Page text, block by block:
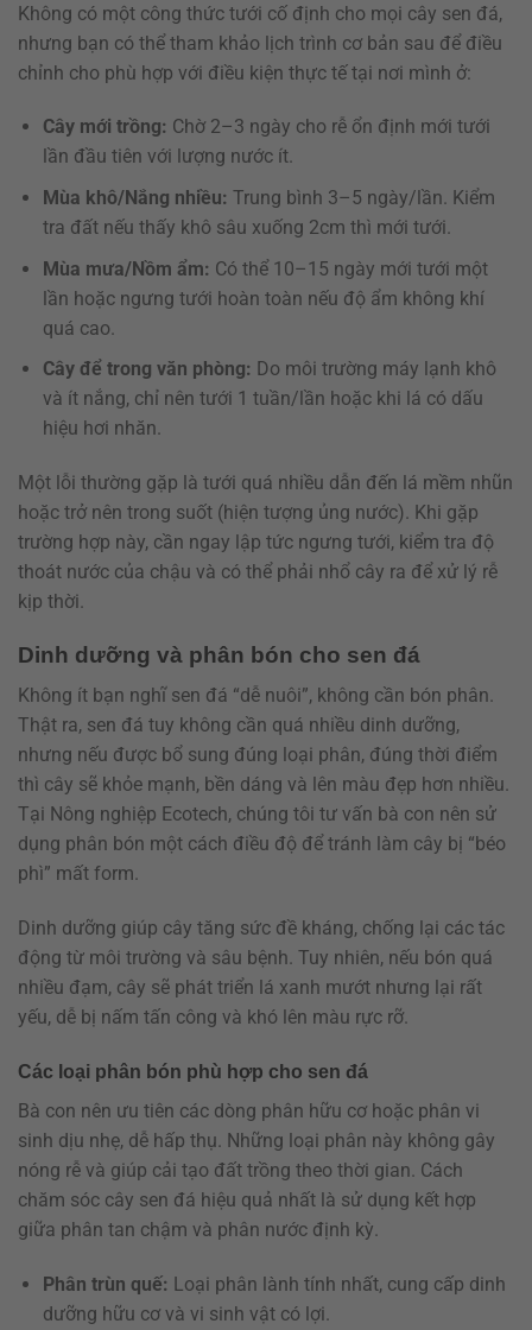
Không có một công thức tưới cố định cho mọi cây sen đá,
nhưng bạn có thể tham khảo lịch trình cơ bản sau để điều
chỉnh cho phù hợp với điều kiện thực tế tại nơi mình ở:
Cây mới trồng: Chờ 2–3 ngày cho rễ ổn định mới tưới
lần đầu tiên với lượng nước ít.
Mùa khô/Nắng nhiều: Trung bình 3–5 ngày/lần. Kiểm
tra đất nếu thấy khô sâu xuống 2cm thì mới tưới.
Mùa mưa/Nồm ẩm: Có thể 10–15 ngày mới tưới một
lần hoặc ngưng tưới hoàn toàn nếu độ ẩm không khí
quá cao.
Cây để trong văn phòng: Do môi trường máy lạnh khô
và ít nắng, chỉ nên tưới 1 tuần/lần hoặc khi lá có dấu
hiệu hơi nhăn.
Một lỗi thường gặp là tưới quá nhiều dẫn đến lá mềm nhũn
hoặc trở nên trong suốt (hiện tượng ủng nước). Khi gặp
trường hợp này, cần ngay lập tức ngưng tưới, kiểm tra độ
thoát nước của chậu và có thể phải nhổ cây ra để xử lý rễ
kịp thời.
Dinh dưỡng và phân bón cho sen đá
Không ít bạn nghĩ sen đá “dễ nuôi”, không cần bón phân.
Thật ra, sen đá tuy không cần quá nhiều dinh dưỡng,
nhưng nếu được bổ sung đúng loại phân, đúng thời điểm
thì cây sẽ khỏe mạnh, bền dáng và lên màu đẹp hơn nhiều.
Tại Nông nghiệp Ecotech, chúng tôi tư vấn bà con nên sử
dụng phân bón một cách điều độ để tránh làm cây bị “béo
phì” mất form.
Dinh dưỡng giúp cây tăng sức đề kháng, chống lại các tác
động từ môi trường và sâu bệnh. Tuy nhiên, nếu bón quá
nhiều đạm, cây sẽ phát triển lá xanh mướt nhưng lại rất
yếu, dễ bị nấm tấn công và khó lên màu rực rỡ.
Các loại phân bón phù hợp cho sen đá
Bà con nên ưu tiên các dòng phân hữu cơ hoặc phân vi
sinh dịu nhẹ, dễ hấp thụ. Những loại phân này không gây
nóng rễ và giúp cải tạo đất trồng theo thời gian. Cách
chăm sóc cây sen đá hiệu quả nhất là sử dụng kết hợp
giữa phân tan chậm và phân nước định kỳ.
Phân trùn quế: Loại phân lành tính nhất, cung cấp dinh
dưỡng hữu cơ và vi sinh vật có lợi.